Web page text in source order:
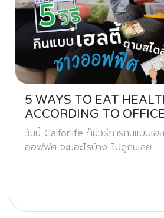
5 WAYS TO EAT
ACCORDING TO
วันนี้ Calforlife ก็มีวิธีการกินแบบเฮ
ออฟฟิศ จะมีอะไรบ้าง ไปดูกันเลย